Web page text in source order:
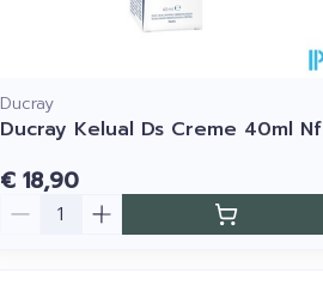
Ducray
Ducray Kelual Ds Creme 40ml Nf
€ 18,90
Aantal